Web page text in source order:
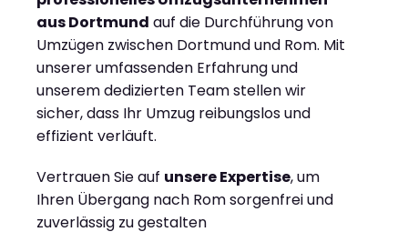
aus Dortmund auf die Durchführung von
Umzügen zwischen Dortmund und Rom. Mit
unserer umfassenden Erfahrung und
unserem dedizierten Team stellen wir
sicher, dass Ihr Umzug reibungslos und
effizient verläuft.
Vertrauen Sie auf unsere Expertise, um
Ihren Übergang nach Rom sorgenfrei und
zuverlässig zu gestalten